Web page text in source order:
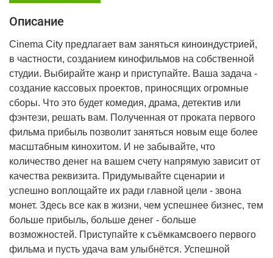
Описание
Cinema City ​предлагает вам заняться киноиндустрией,
в частности, созданием кинофильмов на собственной
студии. Выбирайте жанр и приступайте. Ваша задача -
создание кассовых проектов, приносящих огромные
сборы. Что это будет комедия, драма, детектив или
фэнтези, решать вам. Полученная от проката первого
фильма прибыль позволит заняться новым еще более
масштабным кинохитом. И не забывайте, что
количество денег на вашем счету напрямую зависит от
качества реквизита. Придумывайте сценарии и
успешно воплощайте их ради главной цели - звона
монет. Здесь все как в жизни, чем успешнее бизнес, тем
больше прибыль, больше денег - больше
возможностей. Приступайте к съёмкам​своего первого
фильма и пусть удача вам улыбнётся. Успешной